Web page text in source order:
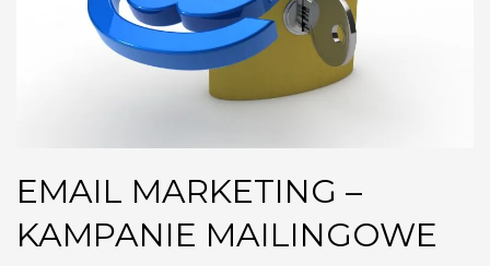
EMAIL MARKETING –
KAMPANIE MAILINGOWE